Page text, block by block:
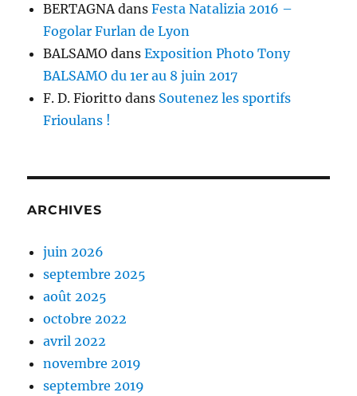
BERTAGNAdansFesta Natalizia 2016 –
Fogolar Furlan de Lyon
BALSAMO dansExposition Photo Tony
BALSAMO du 1er au 8 juin 2017
F. D. Fioritto dans Soutenez les sportifs
Frioulans !
ARCHIVES
juin 2026
septembre 2025
août 2025
octobre 2022
avril 2022
novembre 2019
septembre 2019